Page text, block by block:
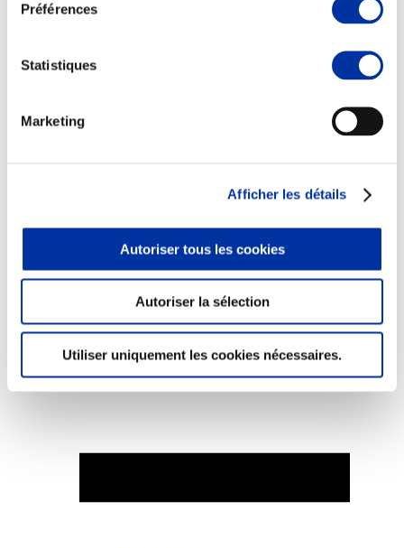
Préférences
Statistiques
Marketing
Afficher les détails
Autoriser tous les cookies
Autoriser la sélection
Utiliser uniquement les cookies nécessaires.
Abattoir
Partenaire Climat